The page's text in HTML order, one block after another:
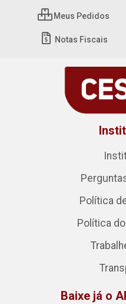
Meus Pedidos
Notas Fiscais
Política
Política
Baixe já o